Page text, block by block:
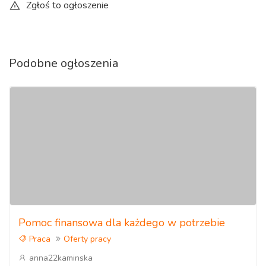
Zgłoś to ogłoszenie
Podobne ogłoszenia
Pomoc finansowa dla każdego w potrzebie
Praca
Oferty pracy
anna22kaminska